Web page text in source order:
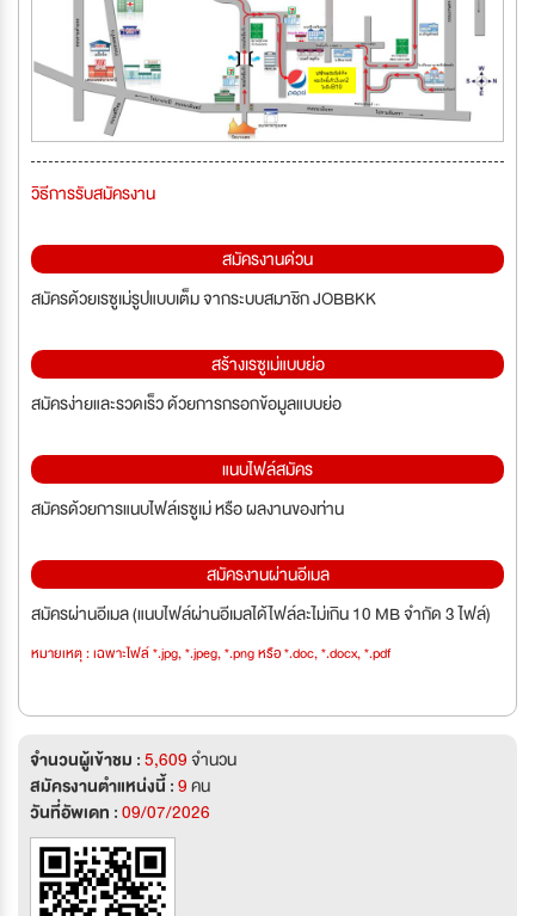
วิธีการรับสมัครงาน
สมัครงานด่วน
สมัครด้วยเรซูเม่รูปแบบเต็ม จากระบบสมาชิก JOBBKK
สร้างเรซูเม่แบบย่อ
สมัครง่ายและรวดเร็ว ด้วยการกรอกข้อมูลแบบย่อ
แนบไฟล์สมัคร
สมัครด้วยการแนบไฟล์เรซูเม่ หรือ ผลงานของท่าน
สมัครงานผ่านอีเมล
สมัครผ่านอีเมล (แนบไฟล์ผ่านอีเมลได้ไฟล์ละไม่เกิน 10 MB จำกัด 3 ไฟล์)
หมายเหตุ : เฉพาะไฟล์ *.jpg, *.jpeg, *.png หรือ *.doc, *.docx, *.pdf
จำนวนผู้เข้าชม :5,609จำนวน
สมัครงานตำแหน่งนี้ :9คน
วันที่อัพเดท :09/07/2026